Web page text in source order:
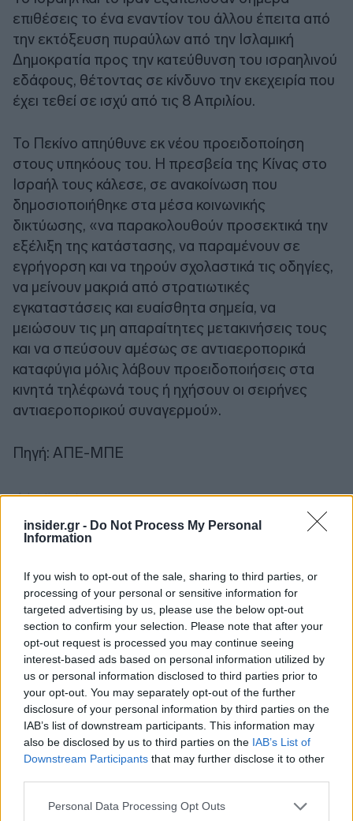
insider.gr - Do Not Process My Personal
Information
If you wish to opt-out of the sale, sharing to third parties, or
processing of your personal or sensitive information for
targeted advertising by us, please use the below opt-out
section to confirm your selection. Please note that after your
opt-out request is processed you may continue seeing
interest-based ads based on personal information utilized by
us or personal information disclosed to third parties prior to
your opt-out. You may separately opt-out of the further
disclosure of your personal information by third parties on the
IAB’s list of downstream participants. This information may
also be disclosed by us to third parties on the IAB’s List of
Downstream Participants that may further disclose it to other
Please note that this website/app uses one or more Google
Personal Data Processing Opt Outs
επιθέσεις το ένα εναντίον του άλλου έπειτα από
την εκτόξευση πυραύλων από την Ισλαμική
Δημοκρατία προς την κατεύθυνση του ισραηλινού
εδάφους, θέτοντας σε κίνδυνο την εκεχειρία που
έχει τεθεί σε ισχύ από τις 8 Απριλίου.
Το Πεκίνο απηύθυνε εκ νέου προειδοποίηση
στους υπηκόους του. Η πρεσβεία της Κίνας στο
Ισραήλ τους κάλεσε, σε ανακοίνωση που
δημοσιοποιήθηκε στα μέσα κοινωνικής
δικτύωσης, «να παρακολουθούν προσεκτικά την
εξέλιξη της κατάστασης, να παραμένουν σε
εγρήγορση και να τηρούν σχολαστικά τις οδηγίες,
να μείνουν μακριά από στρατιωτικές
εγκαταστάσεις και ευαίσθητα σημεία, να
μειώσουν τις μη απαραίτητες μετακινήσεις τους
και να σπεύσουν αμέσως σε αντιαεροπορικά
καταφύγια μόλις λάβουν προειδοποιήσεις στα
κινητά τηλέφωνά τους ή ηχήσουν οι σειρήνες
αντιαεροπορικού συναγερμού».
Πηγή: ΑΠΕ-ΜΠΕ